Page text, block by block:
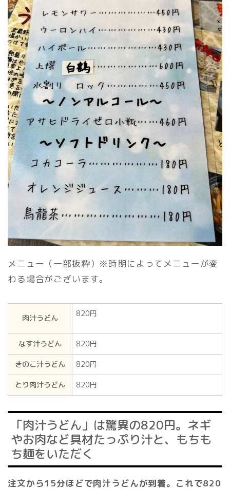
メニュー（一部抜粋）※時期によってメニューが変
わる場合がございます。
肉汁うどん 820円
なす汁うどん
820円
きのこ汁うどん
820円
とり肉汁うどん
820円
「肉汁うどん」は驚異の820円。ネギ
やお肉など具材たっぷり汁と、もちも
ち麺をいただく
注文から15分ほどで肉汁うどんが到着。これで820